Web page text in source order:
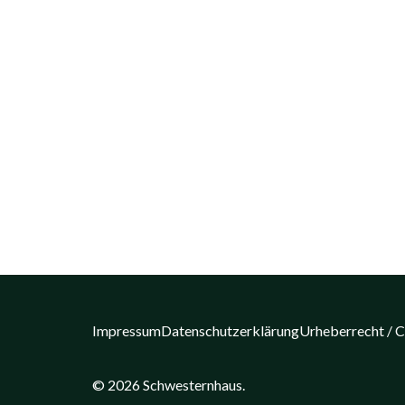
ImpressumDatenschutzerklärungUrheberrecht /
© 2026 Schwesternhaus.